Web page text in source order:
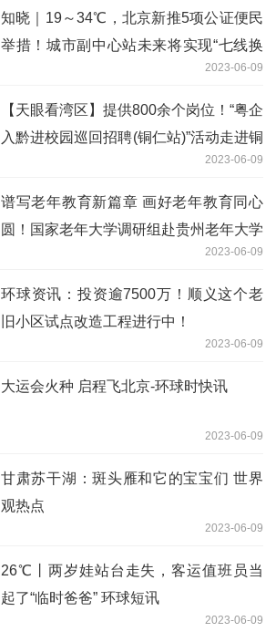
知晓｜19～34℃，北京新推5项公证便民
举措！城市副中心站未来将实现“七线换
乘”！军队院校招收普通高中毕业生计划
公布！
2023-06-09
【天眼看湾区】提供800余个岗位！“粤企
入黔进校园巡回招聘(铜仁站)”活动走进铜
2023-06-09
谱写老年教育新篇章 画好老年教育同心
圆！国家老年大学调研组赴贵州老年大学
2023-06-09
环球资讯：投资逾7500万！顺义这个老
旧小区试点改造工程进行中！
2023-06-09
大运会火种 启程飞北京-环球时快讯
2023-06-09
甘肃苏干湖：斑头雁和它的宝宝们 世界
观热点
2023-06-09
26℃丨两岁娃站台走失，客运值班员当
起了“临时爸爸” 环球短讯
2023-06-09